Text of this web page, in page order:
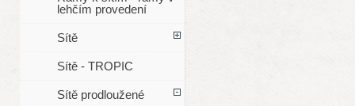
lehčím provedení
Sítě
Sítě - TROPIC
Sítě prodloužené